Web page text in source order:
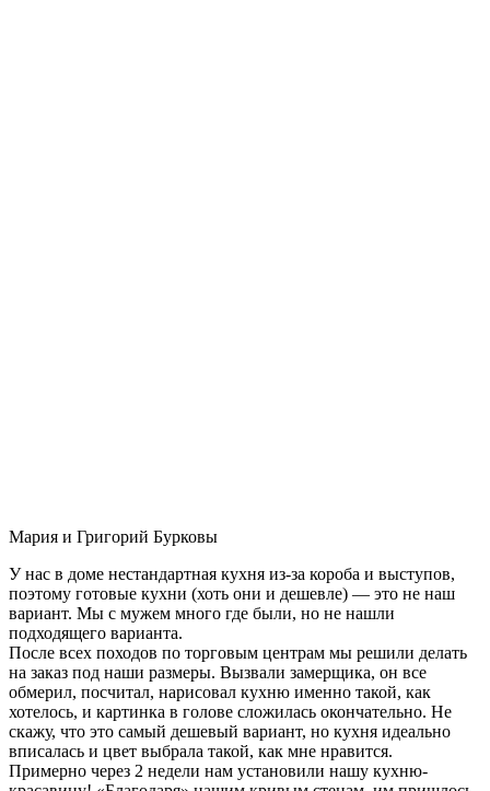
Мария и Григорий Бурковы
У нас в доме нестандартная кухня из-за короба и выступов,
поэтому готовые кухни (хоть они и дешевле) — это не наш
вариант. Мы с мужем много где были, но не нашли
подходящего варианта.
После всех походов по торговым центрам мы решили делать
на заказ под наши размеры. Вызвали замерщика, он все
обмерил, посчитал, нарисовал кухню именно такой, как
хотелось, и картинка в голове сложилась окончательно. Не
скажу, что это самый дешевый вариант, но кухня идеально
вписалась и цвет выбрала такой, как мне нравится.
Примерно через 2 недели нам установили нашу кухню-